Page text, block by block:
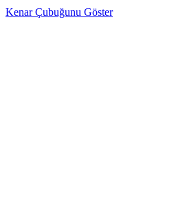
Kenar Çubuğunu Göster